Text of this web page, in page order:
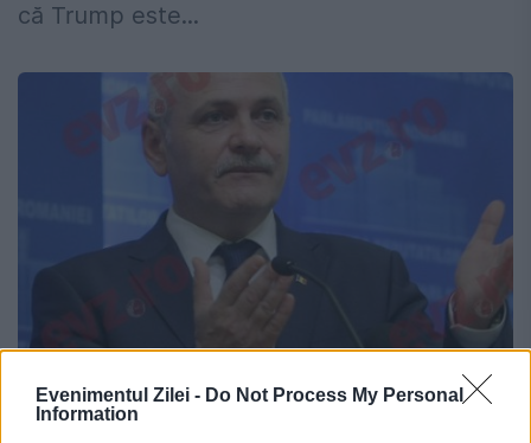
Evenimentul Zilei - Do Not Process My Personal
Information
că Trump este...
Dragnea, despre ceremonia depunerii